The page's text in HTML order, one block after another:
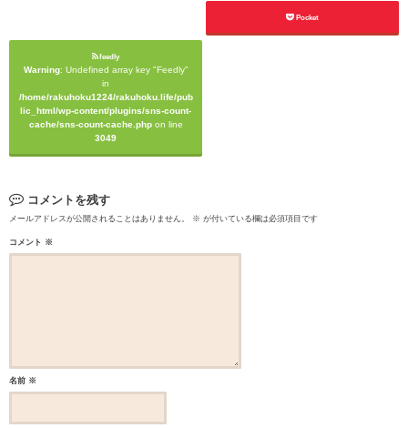
Pocket
feedly
Warning: Undefined array key "Feedly"
in
/home/rakuhoku1224/rakuhoku.life/pub
lic_html/wp-content/plugins/sns-count-
cache/sns-count-cache.phpon line
3049
コメントを残す
メールアドレスが公開されることはありません。 ※ が付いている欄は必須項目です
コメント ※
名前 ※